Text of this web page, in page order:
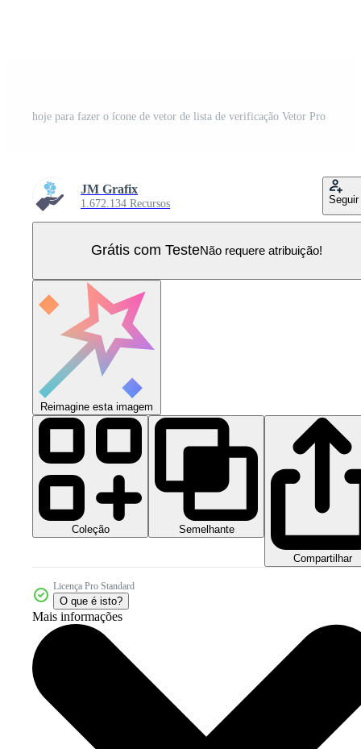
hoje para fazer o ícone de vetor de lista de verificação Vetor Pro
JM Grafix
1.672.134 Recursos Seguir
Grátis com TesteNão requere atribuição!
Reimagine esta imagem
Coleção Semelhante
Compartilhar
Licença Pro Standard
O que é isto?
Mais informações